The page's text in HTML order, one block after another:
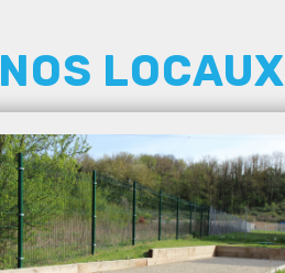
NOS LOCAUX